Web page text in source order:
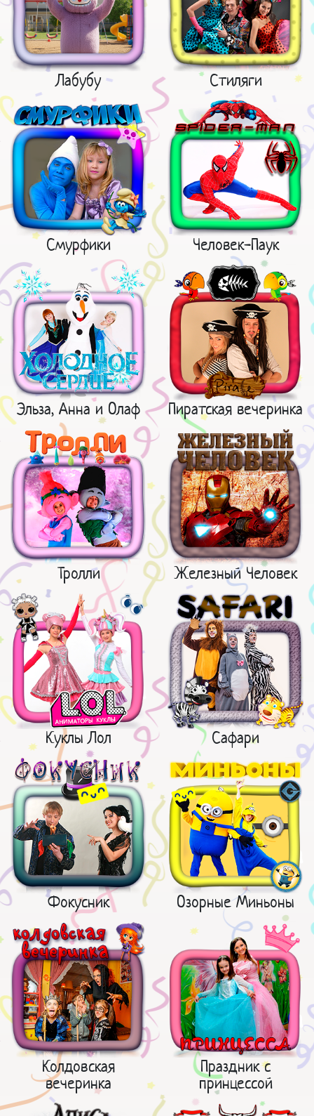
Лабубу Стиляги
Смурфики Человек-Паук
Эльза, Анна и Олаф Пиратская вечеринка
Тролли Железный Человек
Куклы Лол Сафари
Фокусник Озорные Миньоны
Колдовская
вечеринка
Праздник с
принцессой